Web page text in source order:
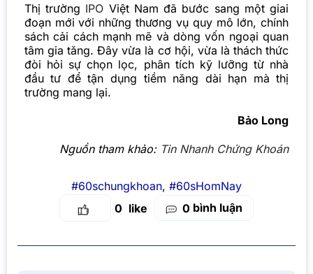
Thị trường IPO Việt Nam đã bước sang một giai
đoạn mới với những thương vụ quy mô lớn, chính
sách cải cách mạnh mẽ và dòng vốn ngoại quan
tâm gia tăng. Đây vừa là cơ hội, vừa là thách thức
đòi hỏi sự chọn lọc, phân tích kỹ lưỡng từ nhà
đầu tư để tận dụng tiềm năng dài hạn mà thị
trường mang lại.
Bảo Long
Nguồn tham khảo: Tin Nhanh Chứng Khoán
#60schungkhoan, #60sHomNay
0
0 bình luận